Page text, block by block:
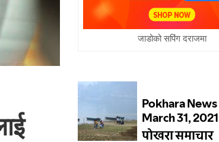
जाडोको सपिंग दराजमा